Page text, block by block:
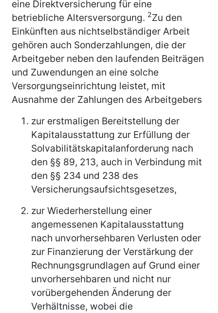
eine Direktversicherung für eine
betriebliche Altersversorgung. 2Zu den
Einkünften aus nichtselbständiger Arbeit
gehören auch Sonderzahlungen, die der
Arbeitgeber neben den laufenden Beiträgen
und Zuwendungen an eine solche
Versorgungseinrichtung leistet, mit
Ausnahme der Zahlungen des Arbeitgebers
zur erstmaligen Bereitstellung der
Kapitalausstattung zur Erfüllung der
Solvabilitätskapitalanforderung nach
den §§ 89, 213, auch in Verbindung mit
den §§ 234 und 238 des
Versicherungsaufsichtsgesetzes,
zur Wiederherstellung einer
angemessenen Kapitalausstattung
nach unvorhersehbaren Verlusten oder
zur Finanzierung der Verstärkung der
Rechnungsgrundlagen auf Grund einer
unvorhersehbaren und nicht nur
vorübergehenden Änderung der
Verhältnisse, wobei die